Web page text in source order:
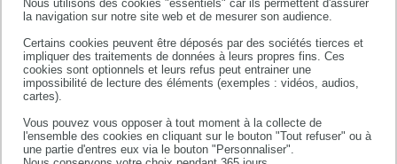
Nous utilisons des cookies "essentiels" car ils permettent d'assurer
la navigation sur notre site web et de mesurer son audience.
Certains cookies peuvent être déposés par des sociétés tierces et
impliquer des traitements de données à leurs propres fins. Ces
cookies sont optionnels et leurs refus peut entrainer une
impossibilité de lecture des éléments (exemples : vidéos, audios,
cartes).
Vous pouvez vous opposer à tout moment à la collecte de
l'ensemble des cookies en cliquant sur le bouton "Tout refuser" ou à
une partie d'entres eux via le bouton "Personnaliser".
Faculté sciences et ingénierie
Bâtiment 3R1 b2 / 3e étage
118 route de Narbonne
31062 Toulouse cedex 09
+33 (0)5 82 52 57 21/22